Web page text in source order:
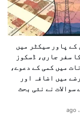
کے پاور سیکٹر میں
کا سفر جاری، ڈسکوز
میں کمی کے دعوے،
میں اضافہ اور
سوالات نے نئی بحث